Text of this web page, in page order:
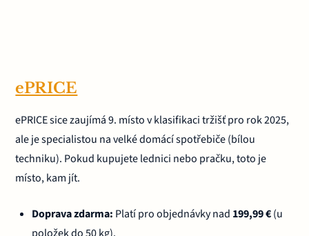
ePRICE
ePRICE sice zaujímá 9. místo v klasifikaci tržišť pro rok 2025,
ale je specialistou na velké domácí spotřebiče (bílou
techniku). Pokud kupujete lednici nebo pračku, toto je
místo, kam jít.
Doprava zdarma: Platí pro objednávky nad 199,99 €(u